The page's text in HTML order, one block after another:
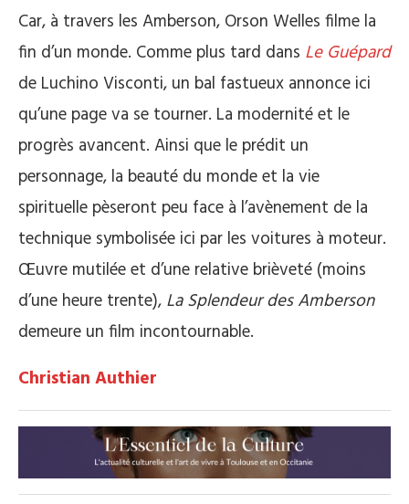
Car, à travers les Amberson, Orson Welles filme la
fin d’un monde. Comme plus tard dans Le Guépard
de Luchino Visconti, un bal fastueux annonce ici
qu’une page va se tourner. La modernité et le
progrès avancent. Ainsi que le prédit un
personnage, la beauté du monde et la vie
spirituelle pèseront peu face à l’avènement de la
technique symbolisée ici par les voitures à moteur.
Œuvre mutilée et d’une relative brièveté (moins
d’une heure trente), La Splendeur des Amberson
demeure un film incontournable.
Christian Authier